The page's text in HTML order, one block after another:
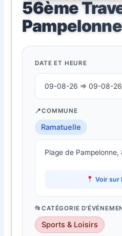
56ème
DATE ET HEURE
09-08-26 ⇒ 09-08-26
COMMUNE
Ramatuelle
Plage de
Voir sur
CATÉGORIE
Sports & Loisirs